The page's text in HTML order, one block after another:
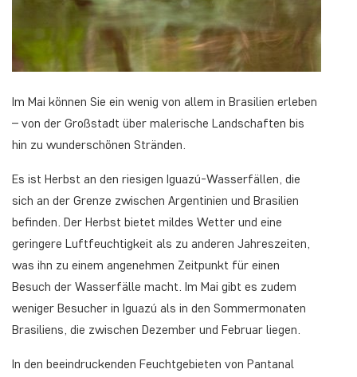
Im Mai können Sie ein wenig von allem in Brasilien erleben
– von der Großstadt über malerische Landschaften bis
hin zu wunderschönen Stränden.
Es ist Herbst an den riesigen Iguazú-Wasserfällen, die
sich an der Grenze zwischen Argentinien und Brasilien
befinden. Der Herbst bietet mildes Wetter und eine
geringere Luftfeuchtigkeit als zu anderen Jahreszeiten,
was ihn zu einem angenehmen Zeitpunkt für einen
Besuch der Wasserfälle macht. Im Mai gibt es zudem
weniger Besucher in Iguazú als in den Sommermonaten
Brasiliens, die zwischen Dezember und Februar liegen.
In den beeindruckenden Feuchtgebieten von Pantanal